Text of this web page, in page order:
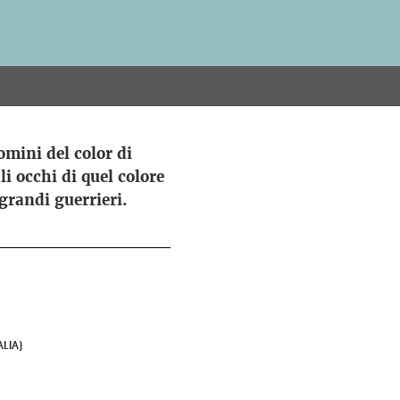
del color di
occhi di quel colore
guerrieri.